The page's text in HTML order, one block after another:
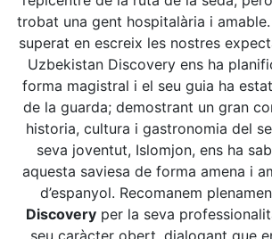
trobat una gent hospitalària i
superat en escreix les nostres
Uzbekistan Discovery ens ha
forma magistral i el seu guia ha
de la guarda; demostrant un gran
historia, cultura i gastronomia del
seva joventut, Islomjon, ens ha
aquesta saviesa de forma amena i
d’espanyol. Recomanem
Discovery per la seva
seu caràcter obert, dialogant que